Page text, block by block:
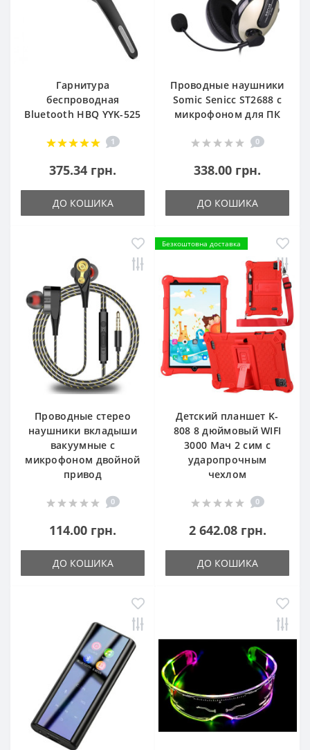
Гарнитура
беспроводная
Bluetooth HBQ YYK-525
1
375.34 грн.
ДО КОШИКА
Проводные наушники
Somic Senicc ST2688 с
микрофоном для ПК
0
338.00 грн.
ДО КОШИКА
Проводные стерео
наушники вкладыши
вакуумные с
микрофоном двойной
привод
0
114.00 грн.
ДО КОШИКА
Безкоштовна доставка
Детский планшет K-
808 8 дюймовый WIFI
3000 Мач 2 сим с
ударопрочным
чехлом
0
2 642.08 грн.
ДО КОШИКА